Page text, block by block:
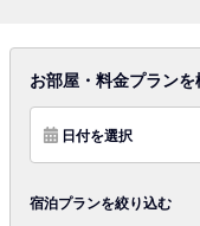
お部屋・料金プランを
日付を選択
宿泊プランを絞り込む